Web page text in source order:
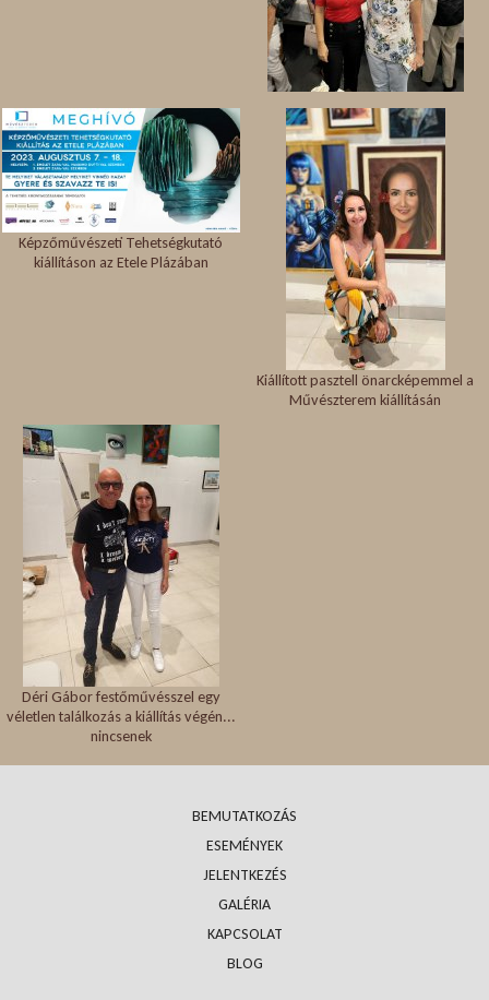
Képzőművészeti Tehetségkutató
kiállításon az Etele Plázában
Kiállított pasztell önarcképemmel a
Művészterem kiállításán
Déri Gábor festőművésszel egy
véletlen találkozás a kiállítás végén...
nincsenek
BEMUTATKOZÁS
ESEMÉNYEK
JELENTKEZÉS
GALÉRIA
KAPCSOLAT
BLOG